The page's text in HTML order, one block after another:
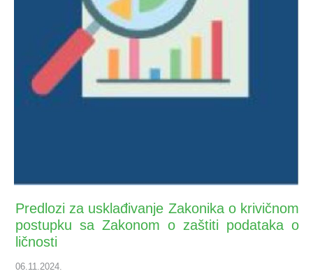
Predlozi za usklađivanje Zakonika o krivičnom
postupku sa Zakonom o zaštiti podataka o
ličnosti
06.11.2024.